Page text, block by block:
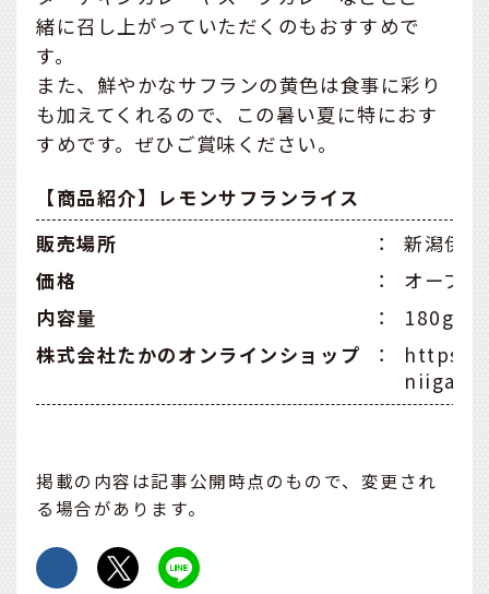
緒に召し上がっていただくのもおすすめで
す。
また、鮮やかなサフランの黄色は食事に彩り
も加えてくれるので、この暑い夏に特におす
すめです。ぜひご賞味ください。
【商品紹介】レモンサフランライス
販売場所
：
新潟伊
価格
：
オープ
内容量
：
180g
株式会社たかのオンラインショップ
：
https://
掲載の内容は記事公開時点のもので、変更され
る場合があります。